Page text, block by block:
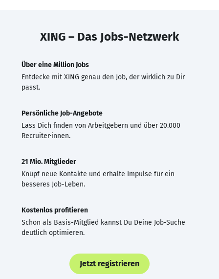
XING – Das Jobs-Netzwerk
Über eine Million Jobs
Entdecke mit XING genau den Job, der wirklich zu Dir
passt.
Persönliche Job-Angebote
Lass Dich finden von Arbeitgebern und über 20.000
Recruiter·innen.
21 Mio. Mitglieder
Knüpf neue Kontakte und erhalte Impulse für ein
besseres Job-Leben.
Kostenlos profitieren
Schon als Basis-Mitglied kannst Du Deine Job-Suche
deutlich optimieren.
Jetzt registrieren